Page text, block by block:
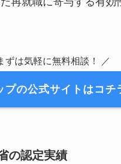
ずは気軽に無料相談！ ／
プの公式サイトはコチ
の認定実績